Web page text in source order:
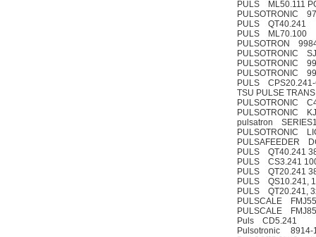
PULS ML50.111
PULSOTRONIC
PULS QT40.241
PULS ML70.100
PULSOTRON
PULSOTRONIC
PULSOTRONIC
PULSOTRONIC
PULS CPS20.241-
TSU PULSE
PULSOTRONIC
PULSOTRONIC
pulsatron
PULSOTRONIC
PULSAFEEDER
PULS QT40.241
PULS CS3.241
PULS QT20.241
PULS QS10.241,
PULS QT20.241,
PULSCALE
PULSCALE
Puls CD5.241
Pulsotronic 8914-